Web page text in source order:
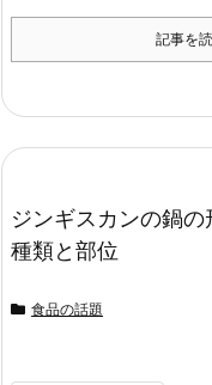
記事を
ジンギスカンの鍋
種類と部位
食品の話題